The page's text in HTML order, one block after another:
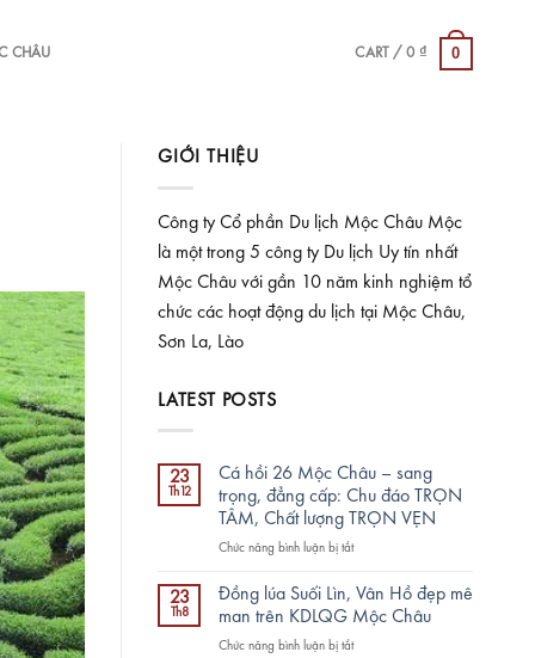
CHÂU CART /0 ₫ 0
GIỚI THIỆU
Công ty Cổ phần Du lịch Mộc Châu Mộc
là một trong 5 công ty Du lịch Uy tín nhất
Mộc Châu với gần 10 năm kinh nghiệm tổ
chức các hoạt động du lịch tại Mộc Châu,
Sơn La, Lào
LATEST POSTS
23
Th12
Cá hồi 26 Mộc Châu – sang
trọng, đẳng cấp: Chu đáo TRỌN
TÂM, Chất lượng TRỌN VẸN
Chức năng bình luận bị tắtở
hồi
26
Mộc
Châu
23
Th8
Đồng lúa Suối Lìn, Vân Hồ đẹp mê
man trên KDLQG Mộc Châu
Chức năng bình luận bị tắtở